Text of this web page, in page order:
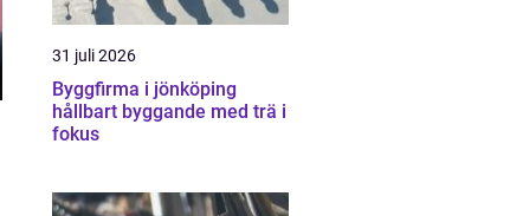
31 juli 2026
Byggfirma i jönköping
hållbart byggande med trä i
fokus